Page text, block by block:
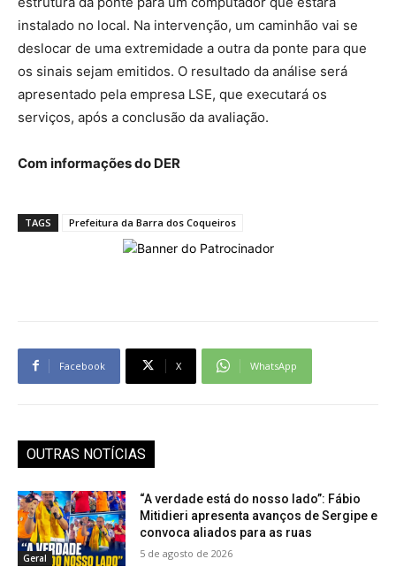
instalado no local. Na intervenção, um caminhão vai se
deslocar de uma extremidade a outra da ponte para que
os sinais sejam emitidos. O resultado da análise será
apresentado pela empresa LSE, que executará os
serviços, após a conclusão da avaliação.
Com informações do DER
TAGS Prefeitura da Barra dos Coqueiros
Facebook X WhatsApp
OUTRAS NOTÍCIAS
Geral
“A verdade está do nosso lado”: Fábio
Mitidieri apresenta avanços de Sergipe e
convoca aliados para as ruas
5 de agosto de 2026